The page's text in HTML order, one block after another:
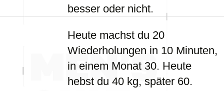
besser oder nicht.
Heute machst du 20
Wiederholungen in 10 Minuten,
in einem Monat 30. Heute
hebst du 40 kg, später 60.